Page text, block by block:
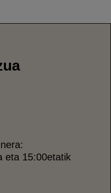
eta 15:00etatik